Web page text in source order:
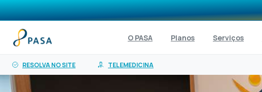
conteúdo
O PASA Planos Serviços
RESOLVA NO SITE TELEMEDICINA